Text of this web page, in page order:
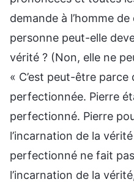
demande à l’homme
personne peut-elle
vérité ? (Non, elle ne
« C’est peut-être parce
perfectionnée. Pierre
perfectionné. Pierre
l’incarnation de la
perfectionné ne fait pas
l’incarnation de la